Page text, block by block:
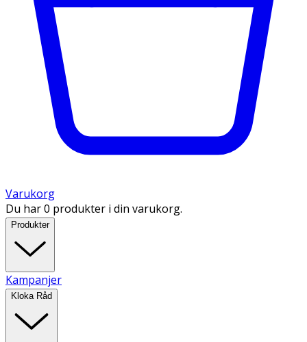
Varukorg
Du har 0 produkter i din varukorg.
Produkter
Kampanjer
Kloka Råd